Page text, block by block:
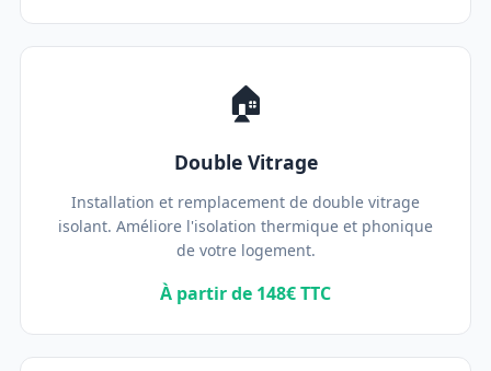
🏠
Double Vitrage
Installation et remplacement de double vitrage
isolant. Améliore l'isolation thermique et phonique
de votre logement.
À partir de 148€ TTC